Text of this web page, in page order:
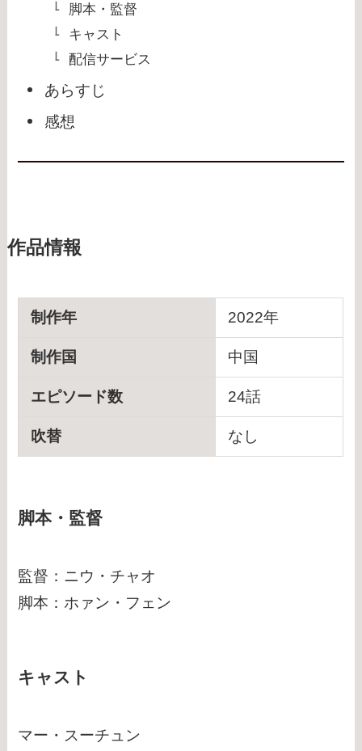
脚本・監督
キャスト
配信サービス
あらすじ
感想
作品情報
制作年 2022年
制作国 中国
エピソード数 24話
吹替 なし
脚本・監督
監督：ニウ・チャオ
脚本：ホァン・フェン
キャスト
マー・スーチュン